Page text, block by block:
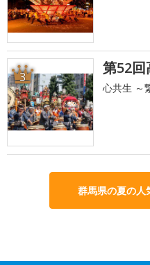
3 第52
心共生 ～
群馬県の夏の人